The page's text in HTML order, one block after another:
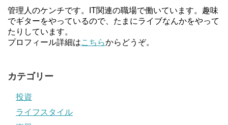
管理人のケンチです。IT関連の職場で働いています。趣味
でギターをやっているので、たまにライブなんかをやって
たりしています。
プロフィール詳細はこちらからどうぞ。
カテゴリー
投資
ライフスタイル